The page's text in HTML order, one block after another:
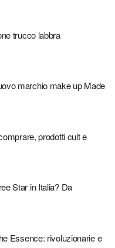
trucco labbra
marchio make up Made
prodotti cult e
Star in Italia? Da
Essence: rivoluzionarie e